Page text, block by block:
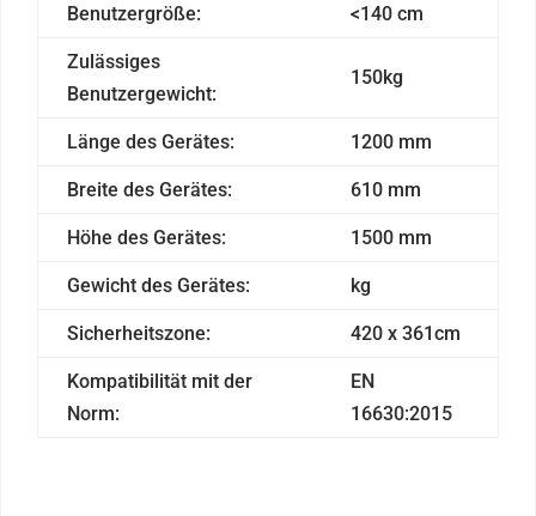
Benutzergröße: <140 cm
Zulässiges
Benutzergewicht:
150kg
Länge des Gerätes: 1200 mm
Breite des Gerätes: 610 mm
Höhe des Gerätes: 1500 mm
Gewicht des Gerätes: kg
Sicherheitszone: 420 x 361cm
Kompatibilität mit der
Norm:
EN
16630:2015